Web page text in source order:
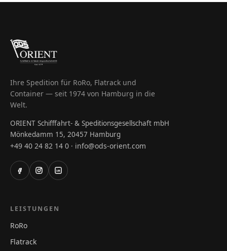
Ihre Spedition für RoRo, Flatrack und
Container — seit 1974 von Hamburg in die
Welt.
ORIENT Schifffahrt- & Speditionsgesellschaft mbH
Mönkedamm 15, 20457 Hamburg
+49 40 24 82 14 0 · info@ods-orient.com
LEISTUNGEN
RoRo
Flatrack